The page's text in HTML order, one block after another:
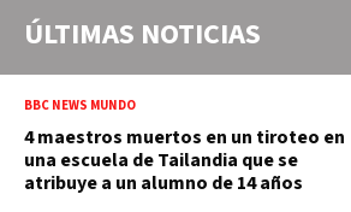
ÚLTIMAS NOTICIAS
BBC NEWS MUNDO
4 maestros muertos en un tiroteo en
una escuela de Tailandia que se
atribuye a un alumno de 14 años